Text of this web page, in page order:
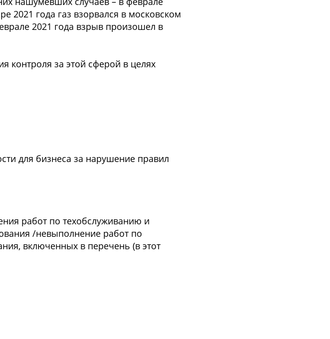
2021 года газ взорвался в московском
2021 года взрыв произошел в
контроля за этой сферой в целях
для бизнеса за нарушение правил
работ по техобслуживанию и
/невыполнение работ по
включенных в перечень (в этот